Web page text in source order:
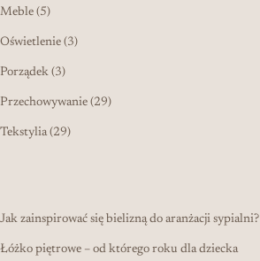
Meble 55 produktów
Oświetlenie 33 produkty
Porządek 33 produkty
Przechowywanie 2929 produktów
Tekstylia 2929 produktów
Jak zainspirować się bielizną do aranżacji sypialni?
Łóżko piętrowe – od którego roku dla dziecka